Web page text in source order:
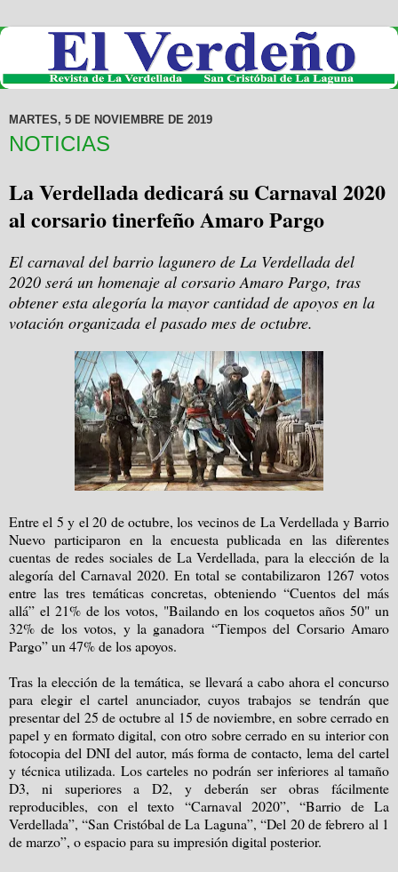
MARTES, 5 DE NOVIEMBRE DE 2019
NOTICIAS
La Verdellada dedicará su Carnaval 2020
al corsario tinerfeño Amaro Pargo
El carnaval del barrio lagunero de La Verdellada del
2020 será un homenaje al corsario Amaro Pargo, tras
obtener esta alegoría la mayor cantidad de apoyos en la
votación organizada el pasado mes de octubre.
Entre el 5 y el 20 de octubre, los vecinos de La Verdellada y Barrio
Nuevo participaron en la encuesta publicada en las diferentes
cuentas de redes sociales de La Verdellada, para la elección de la
alegoría del Carnaval 2020. En total se contabilizaron 1267 votos
entre las tres temáticas concretas, obteniendo “Cuentos del más
allá” el 21% de los votos, "Bailando en los coquetos años 50" un
32% de los votos, y la ganadora “Tiempos del Corsario Amaro
Pargo” un 47% de los apoyos.
Tras la elección de la temática, se llevará a cabo ahora el concurso
para elegir el cartel anunciador, cuyos trabajos se tendrán que
presentar del 25 de octubre al 15 de noviembre, en sobre cerrado en
papel y en formato digital, con otro sobre cerrado en su interior con
fotocopia del DNI del autor, más forma de contacto, lema del cartel
y técnica utilizada. Los carteles no podrán ser inferiores al tamaño
D3, ni superiores a D2, y deberán ser obras fácilmente
reproducibles, con el texto “Carnaval 2020”, “Barrio de La
Verdellada”, “San Cristóbal de La Laguna”, “Del 20 de febrero al 1
de marzo”, o espacio para su impresión digital posterior.